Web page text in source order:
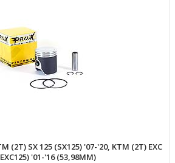
(2T) SX 125 (SX125) '07-'20, KTM (2T) EXC
'01-'16 (53,98MM)